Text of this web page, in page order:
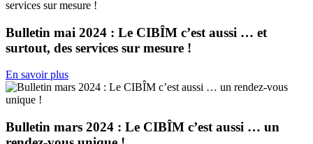
Bulletin mai 2024 : Le CIBÎM c’est aussi … et
surtout, des services sur mesure !
En savoir plus
Bulletin mars 2024 : Le CIBÎM c’est aussi … un